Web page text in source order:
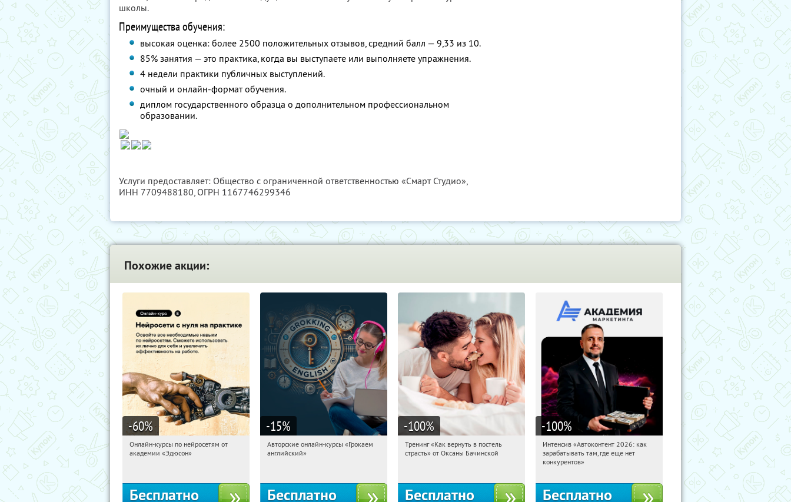
школы.
Преимущества обучения:
высокая оценка: более 2500 положительных отзывов, средний балл — 9,33 из 10.
85% занятия — это практика, когда вы выступаете или выполняете упражнения.
4 недели практики публичных выступлений.
очный и онлайн-формат обучения.
диплом государственного образца о дополнительном профессиональном
образовании.
Услуги предоставляет: Общество с ограниченной ответственностью «Смарт Студио»,
ИНН 7709488180, ОГРН 1167746299346
Похожие акции:
-60%
07:51:37 Получили:
Онлайн-курсы по нейросетям от
академии «Эдюсон»
Бесплатно
-15%
07:51:37 Получили:
Авторские онлайн-курсы «Грокаем
английский»
Бесплатно
-100%
07:51:37 Получили:
Тренинг «Как вернуть в постель
страсть» от Оксаны Бачинской
Бесплатно
-100%
07:51:37 Получили:
Россия
Интенсив «Автоконтент 2026: как
зарабатывать там, где еще нет
конкурентов»
Бесплатно